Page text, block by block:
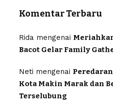
Komentar Terbaru
Rida mengenai
Bacot Gelar Family
Neti mengenai
Kota Makin Marak dan
Terselubung